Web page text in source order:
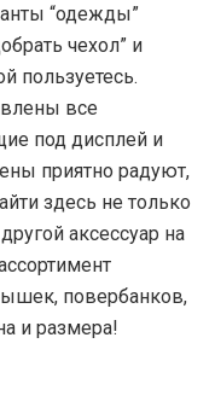
“одежды”
чехол” и
пользуетесь.
все
под дисплей и
приятно радуют,
здесь не только
аксессуар на
повербанков,
и размера!